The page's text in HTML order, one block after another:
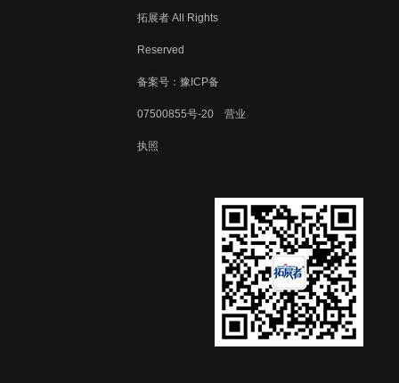
拓展者 All Rights
Reserved
备案号：豫ICP备
07500855号-20 营业
执照